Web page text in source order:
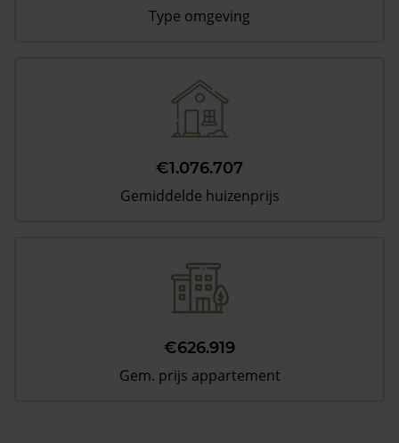
Type omgeving
€1.076.707
Gemiddelde huizenprijs
€626.919
Gem. prijs appartement